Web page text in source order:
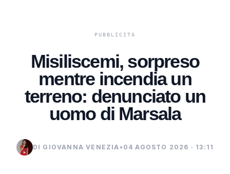
Misiliscemi, sorpreso
mentre incendia un
terreno: denunciato un
uomo di Marsala
DI GIOVANNA VENEZIA • 04 AGOSTO 2026 · 13:11